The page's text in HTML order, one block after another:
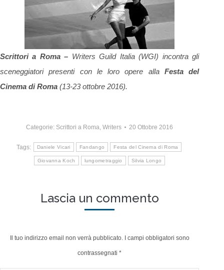
Scrittori a Roma – Writers Guild Italia (WGI) incontra gli
sceneggiatori presenti con le loro opere alla Festa del
Cinema di Roma (13-23 ottobre 2016).
Categorie: Scrittori a Roma Writers 20 Ottobre 2016
Tags: Daniele Vicari Fandango Festa del Cinema di Roma
Giovanna Koch lungometraggio Silvia Longo
Lascia un commento
Il tuo indirizzo email non verrà pubblicato. I campi obbligatori sono
contrassegnati *